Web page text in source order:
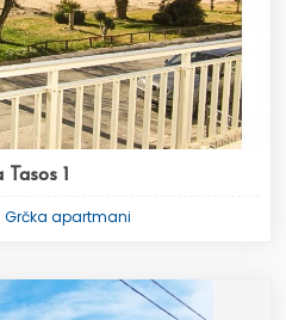
Tasos 1
Grčka apartmani